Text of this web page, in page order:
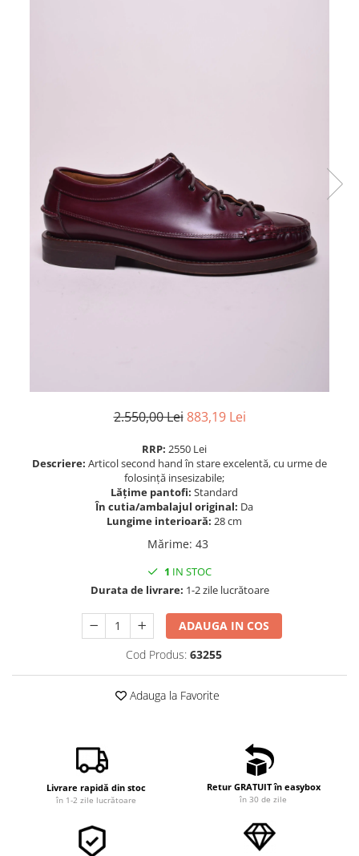
2.550,00 Lei 883,19 Lei
RRP: 2550 Lei
Descriere: Articol second hand în stare excelentă, cu urme de
folosință insesizabile;
Lățime pantofi: Standard
În cutia/ambalajul original: Da
Lungime interioară: 28 cm
Mărime: 43
1 IN STOC
Durata de livrare: 1-2 zile lucrătoare
ADAUGA IN COS
Cod Produs: 63255
Adauga la Favorite
Livrare rapidă din stoc
în 1-2 zile lucrătoare
Retur GRATUIT în easybox
în 30 de zile